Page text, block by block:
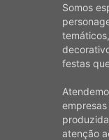
Somos
festas
atenção